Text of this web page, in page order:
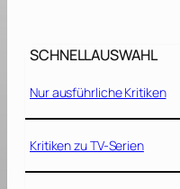
]
SCHNELLAUSWAHL
Nur ausführliche Kritiken
Kritiken zu TV-Serien